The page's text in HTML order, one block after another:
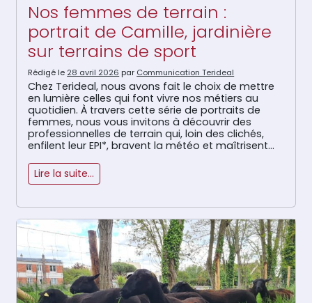
Nos femmes de terrain :
portrait de Camille, jardinière
sur terrains de sport
Rédigé le 28 avril 2026 par Communication Terideal
Chez Terideal, nous avons fait le choix de mettre
en lumière celles qui font vivre nos métiers au
quotidien. À travers cette série de portraits de
femmes, nous vous invitons à découvrir des
professionnelles de terrain qui, loin des clichés,
enfilent leur EPI*, bravent la météo et maîtrisent
Lire la suite…